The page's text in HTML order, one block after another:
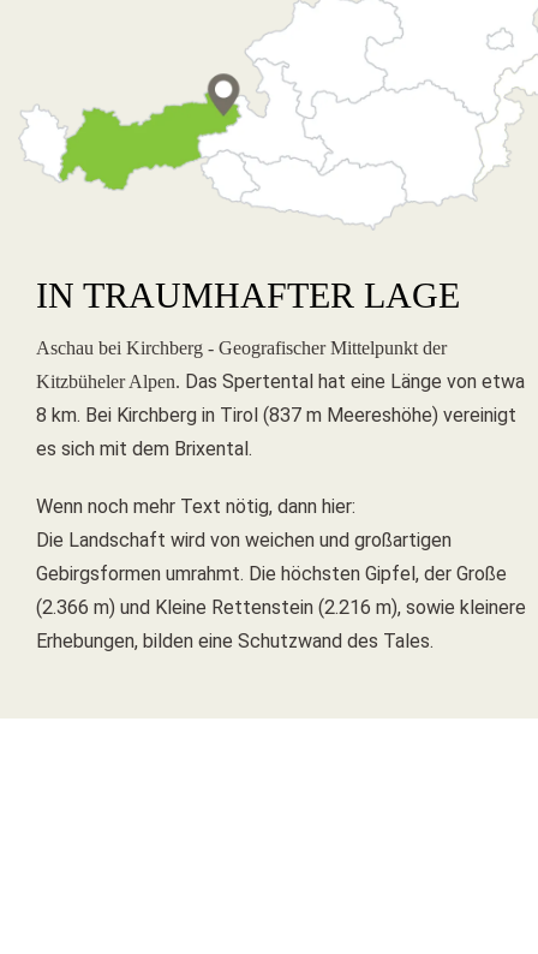
IN TRAUMHAFTER LAGE
Aschau bei Kirchberg - Geografischer Mittelpunkt der
Kitzbüheler Alpen. Das Spertental hat eine Länge von etwa
8 km. Bei Kirchberg in Tirol (837 m Meereshöhe) vereinigt
es sich mit dem Brixental.
Wenn noch mehr Text nötig, dann hier:
Die Landschaft wird von weichen und großartigen
Gebirgsformen umrahmt. Die höchsten Gipfel, der Große
(2.366 m) und Kleine Rettenstein (2.216 m), sowie kleinere
Erhebungen, bilden eine Schutzwand des Tales.